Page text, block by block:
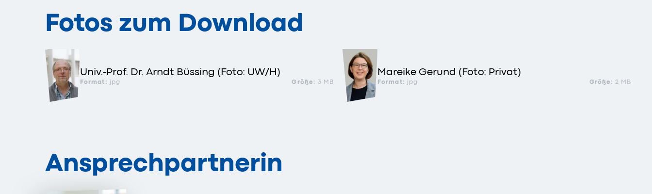
Fotos zum Download
Univ.-Prof. Dr. Arndt Büssing (Foto: UW/H)
Format: jpg Größe: 3 MB
Mareike Gerund (Foto: Privat)
Format: jpg Größe: 2 MB
Ansprechpartnerin